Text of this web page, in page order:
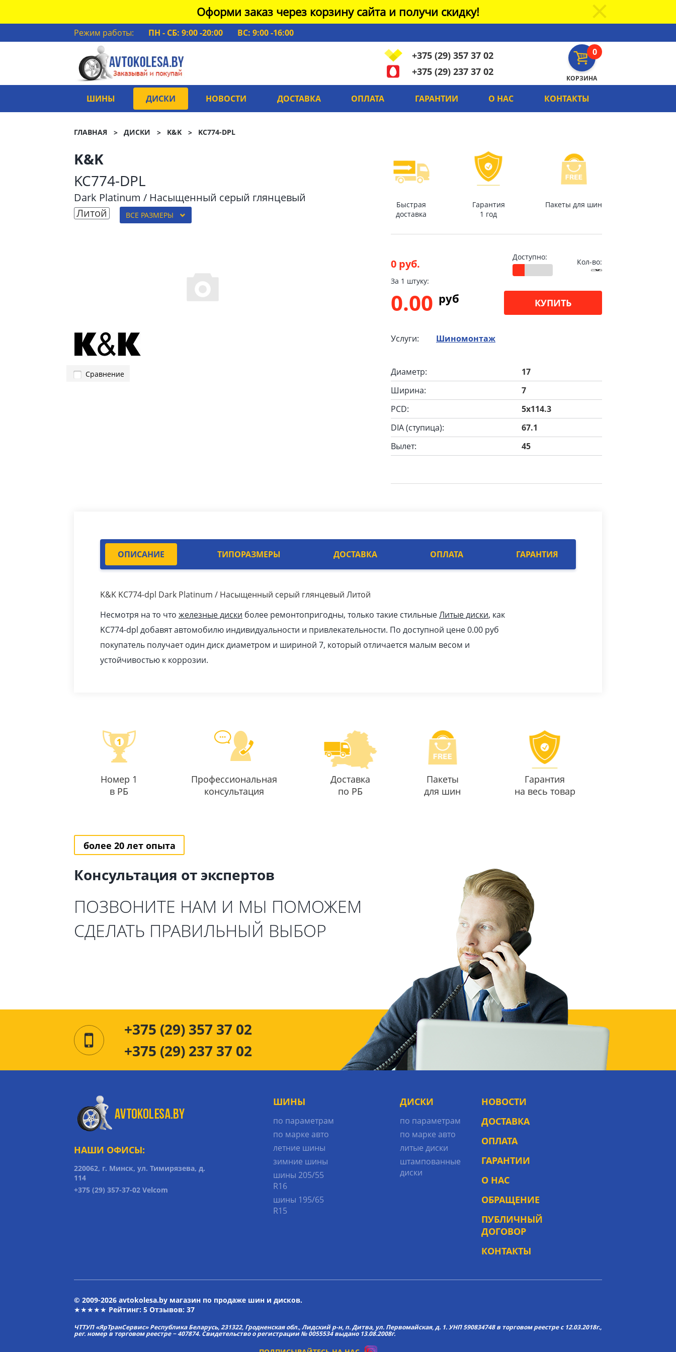
Оформи заказ через корзину сайта и получи скидку!
Режим работы: ПН - СБ: 9:00 -20:00
ВС: 9:00 -16:00
0
КОРЗИНА
+375 (29) 357 37 02
+375 (29) 237 37 02
ШИНЫ ДИСКИ НОВОСТИ ДОСТАВКА ОПЛАТА ГАРАНТИИ О НАС КОНТАКТЫ
ГЛАВНАЯ ДИСКИ K&K KC774-DPL
K&K
KC774-DPL
Dark Platinum / Насыщенный серый глянцевый
Литой
ВСЕ РАЗМЕРЫ
Сравнение
Быстрая
доставка
Гарантия
1 год
Пакеты для шин
0 руб.
Доступно:
Кол-во:
За 1 штуку:
0.00 pуб КУПИТЬ
Услуги: Шиномонтаж
Диаметр:
17
Ширина:
7
PCD:
5x114.3
DIA (ступица):
67.1
Вылет:
45
ОПИСАНИЕ ТИПОРАЗМЕРЫ ДОСТАВКА ОПЛАТА ГАРАНТИЯ
K&K KC774-dpl Dark Platinum / Насыщенный серый глянцевый Литой
Несмотря на то что железные диски более ремонтопригодны, только такие стильныеЛитые диски, как
KC774-dpl добавят автомобилю индивидуальности и привлекательности. По доступной цене 0.00 pуб
покупатель получает один диск диаметром и шириной 7, который отличается малым весом и
устойчивостью к коррозии.
Номер 1
в РБ
Профессиональная
консультация
Доставка
по РБ
Пакеты
для шин
Гарантия
на весь товар
более 20 лет опыта
Консультация от экспертов
ПОЗВОНИТЕ НАМ И МЫ ПОМОЖЕМ
СДЕЛАТЬ ПРАВИЛЬНЫЙ ВЫБОР
+375 (29) 357 37 02
+375 (29) 237 37 02
НАШИ ОФИСЫ:
220062, г. Минск, ул. Тимирязева, д.
114
+375 (29) 357-37-02 Velcom
ШИНЫ
по параметрам
по марке авто
летние шины
зимние шины
шины 205/55
R16
шины 195/65
R15
ДИСКИ
по параметрам
по марке авто
литые диски
штампованные
диски
НОВОСТИ
ДОСТАВКА
ОПЛАТА
ГАРАНТИИ
О НАС
ОБРАЩЕНИЕ
ПУБЛИЧНЫЙ
ДОГОВОР
КОНТАКТЫ
© 2009-2026 avtokolesa.by магазин по продаже шин и дисков.
★★★★★ Рейтинг: 5 Отзывов: 37
ЧТТУП «ЯрТранСервис» Республика Беларусь, 231322, Гродненская обл., Лидский р-н, п. Дитва, ул. Первомайская, д. 1. УНП 590834748 в торговом реестре с 12.03.2018г.,
рег. номер в торговом реестре − 407874. Свидетельство о регистрации № 0055534 выдано 13.08.2008г.